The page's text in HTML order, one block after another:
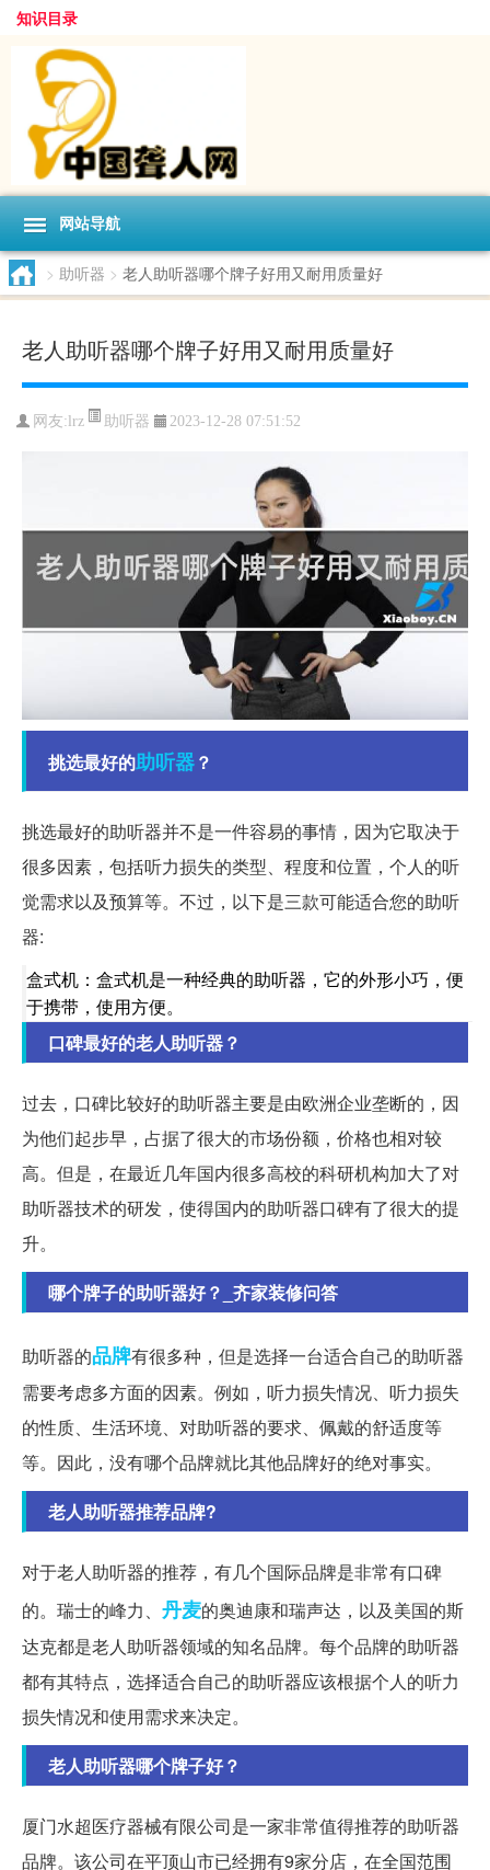
知识目录
网站导航
> 助听器 > 老人助听器哪个牌子好用又耐用质量好
老人助听器哪个牌子好用又耐用质量好
网友: lrz 助听器 2023-12-28 07:51:52
挑选最好的助听器？
挑选最好的助听器并不是一件容易的事情，因为它取决于
很多因素，包括听力损失的类型、程度和位置，个人的听
觉需求以及预算等。不过，以下是三款可能适合您的助听
器:
盒式机：盒式机是一种经典的助听器，它的外形小巧，便
于携带，使用方便。
口碑最好的老人助听器？
过去，口碑比较好的助听器主要是由欧洲企业垄断的，因
为他们起步早，占据了很大的市场份额，价格也相对较
高。但是，在最近几年国内很多高校的科研机构加大了对
助听器技术的研发，使得国内的助听器口碑有了很大的提
升。
哪个牌子的助听器好？_齐家装修问答
助听器的品牌有很多种，但是选择一台适合自己的助听器
需要考虑多方面的因素。例如，听力损失情况、听力损失
的性质、生活环境、对助听器的要求、佩戴的舒适度等
等。因此，没有哪个品牌就比其他品牌好的绝对事实。
老人助听器推荐品牌?
对于老人助听器的推荐，有几个国际品牌是非常有口碑
的。瑞士的峰力、 丹麦的奥迪康和瑞声达，以及美国的斯
达克都是老人助听器领域的知名品牌。每个品牌的助听器
都有其特点，选择适合自己的助听器应该根据个人的听力
损失情况和使用需求来决定。
老人助听器哪个牌子好？
厦门水超医疗器械有限公司是一家非常值得推荐的助听器
品牌。该公司在平顶山市已经拥有9家分店，在全国范围